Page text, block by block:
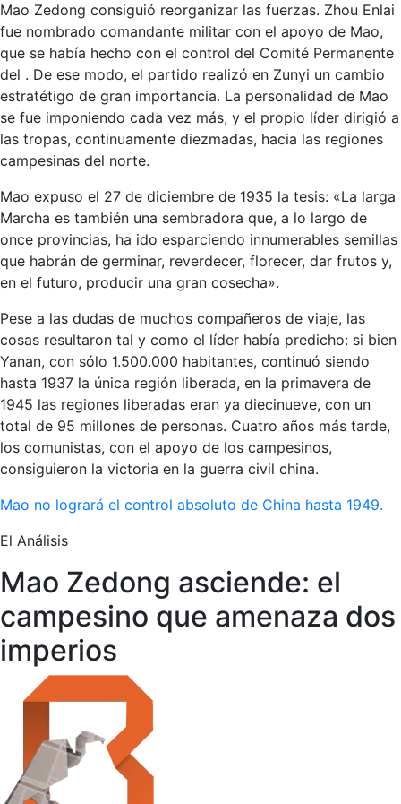
Mao Zedong consiguió reorganizar las fuerzas. Zhou Enlai
fue nombrado comandante militar con el apoyo de Mao,
que se había hecho con el control del Comité Permanente
del . De ese modo, el partido realizó en Zunyi un cambio
estratétigo de gran importancia. La personalidad de Mao
se fue imponiendo cada vez más, y el propio líder dirigió a
las tropas, continuamente diezmadas, hacia las regiones
campesinas del norte.
Mao expuso el 27 de diciembre de 1935 la tesis: «La larga
Marcha es también una sembradora que, a lo largo de
once provincias, ha ido esparciendo innumerables semillas
que habrán de germinar, reverdecer, florecer, dar frutos y,
en el futuro, producir una gran cosecha».
Pese a las dudas de muchos compañeros de viaje, las
cosas resultaron tal y como el líder había predicho: si bien
Yanan, con sólo 1.500.000 habitantes, continuó siendo
hasta 1937 la única región liberada, en la primavera de
1945 las regiones liberadas eran ya diecinueve, con un
total de 95 millones de personas. Cuatro años más tarde,
los comunistas, con el apoyo de los campesinos,
consiguieron la victoria en la guerra civil china.
Mao no logrará el control absoluto de China hasta 1949.
El Análisis
Mao Zedong asciende: el
campesino que amenaza dos
imperios